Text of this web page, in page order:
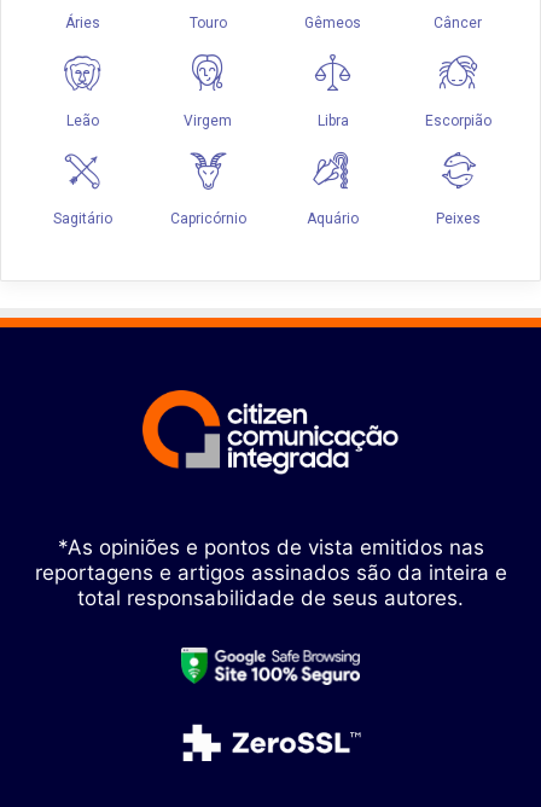
*As opiniões e pontos de vista emitidos nas
reportagens e artigos assinados são da inteira e
total responsabilidade de seus autores.